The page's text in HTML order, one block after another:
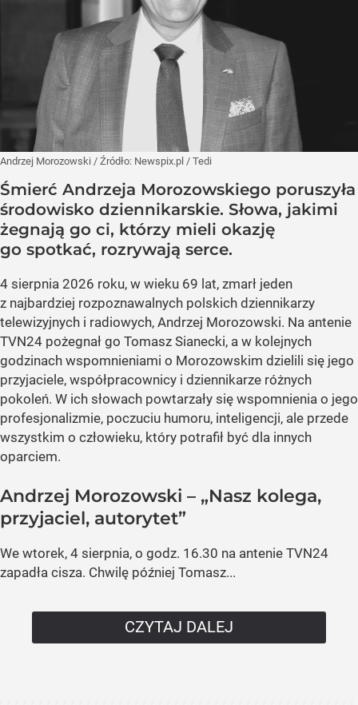
Andrzej Morozowski / Źródło: Newspix.pl / Tedi
Śmierć Andrzeja Morozowskiego poruszyła
środowisko dziennikarskie. Słowa, jakimi
żegnają go ci, którzy mieli okazję
go spotkać, rozrywają serce.
4 sierpnia 2026 roku, w wieku 69 lat, zmarł jeden
z najbardziej rozpoznawalnych polskich dziennikarzy
telewizyjnych i radiowych, Andrzej Morozowski. Na antenie
TVN24 pożegnał go Tomasz Sianecki, a w kolejnych
godzinach wspomnieniami o Morozowskim dzielili się jego
przyjaciele, współpracownicy i dziennikarze różnych
pokoleń. W ich słowach powtarzały się wspomnienia o jego
profesjonalizmie, poczuciu humoru, inteligencji, ale przede
wszystkim o człowieku, który potrafił być dla innych
oparciem.
Andrzej Morozowski – „Nasz kolega,
przyjaciel, autorytet”
We wtorek, 4 sierpnia, o godz. 16.30 na antenie TVN24
zapadła cisza. Chwilę później Tomasz...
CZYTAJ DALEJ